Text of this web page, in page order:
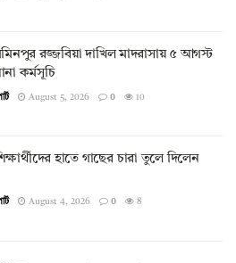
রজ্জবিয়া দাখিল মাদরাসায় ৫ আগস্ট
কর্মসূচি
August 5, 2026 0 10
হাতে গাছের চারা তুলে দিলেন
August 4, 2026 0 8